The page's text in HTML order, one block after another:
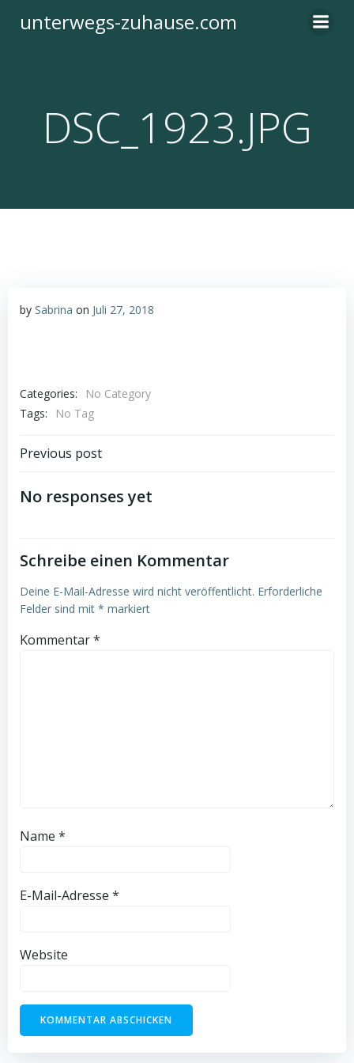
Inhalt
unterwegs-zuhause.com
DSC_1923.JPG
by Sabrina on Juli 27, 2018
Categories:
No Category
Tags:
No Tag
Post
navigation
Previous post
No responses yet
Schreibe einen Kommentar
Deine E-Mail-Adresse wird nicht veröffentlicht. Erforderliche
Felder sind mit * markiert
Kommentar*
Name *
E-Mail-Adresse *
Website